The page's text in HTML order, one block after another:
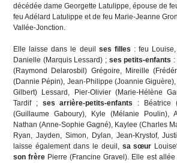
décédée dame Georgette Latulippe, épouse de
feu Adélard Latulippe et de feu Marie-Jeanne
Vallée-Jonction.
Elle laisse dans le deuil ses filles : feu
Danielle (Marquis Lessard) ; ses petits-enfants
(Raymond Delarosbil) Grégoire, Mireille
(Dannie Pépin), Jean-Philippe (Joannie
Gilbert) Lessard, Pier-­Olivier (Marie-Hélène
Tardif ; ses arrière-petits-­enfants : Béatrice
(Guillaume Gaboury), Kyle (Mélanie Poulin),
Nathan (Anne-Sophie Gagné), Kaylee (Charles
Ryan, Jayden, Simon, Dylan, Jean-Krystof,
laisse également dans le deuil,sa sœur
son frère Pierre (Francine Gravel). Elle est